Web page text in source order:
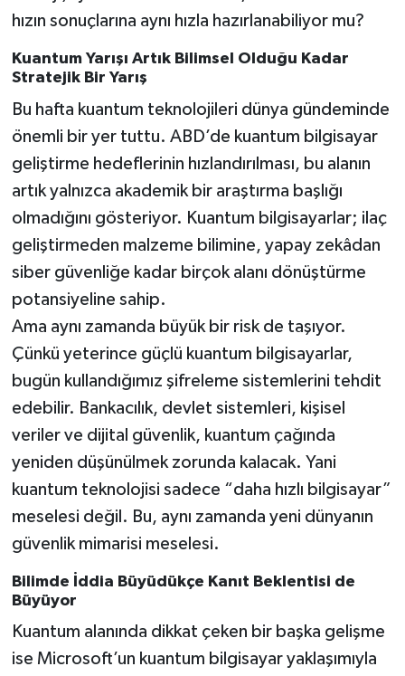
hızın sonuçlarına aynı hızla hazırlanabiliyor mu?
Kuantum Yarışı Artık Bilimsel Olduğu Kadar
Stratejik Bir Yarış
Bu hafta kuantum teknolojileri dünya gündeminde
önemli bir yer tuttu. ABD’de kuantum bilgisayar
geliştirme hedeflerinin hızlandırılması, bu alanın
artık yalnızca akademik bir araştırma başlığı
olmadığını gösteriyor. Kuantum bilgisayarlar; ilaç
geliştirmeden malzeme bilimine, yapay zekâdan
siber güvenliğe kadar birçok alanı dönüştürme
potansiyeline sahip.
Ama aynı zamanda büyük bir risk de taşıyor.
Çünkü yeterince güçlü kuantum bilgisayarlar,
bugün kullandığımız şifreleme sistemlerini tehdit
edebilir. Bankacılık, devlet sistemleri, kişisel
veriler ve dijital güvenlik, kuantum çağında
yeniden düşünülmek zorunda kalacak. Yani
kuantum teknolojisi sadece “daha hızlı bilgisayar”
meselesi değil. Bu, aynı zamanda yeni dünyanın
güvenlik mimarisi meselesi.
Bilimde İddia Büyüdükçe Kanıt Beklentisi de
Büyüyor
Kuantum alanında dikkat çeken bir başka gelişme
ise Microsoft’un kuantum bilgisayar yaklaşımıyla